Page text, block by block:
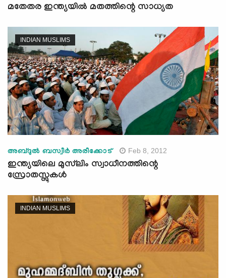
മതേതര ഇന്ത്യയില്‍ മതത്തിന്റെ സാധ്യത
INDIAN MUSLIMS
അബ്ദുല്‍ ബസ്വീര്‍ അരീക്കോട്‌ Feb 8, 2012
ഇന്ത്യയിലെ മുസ്‌ലിം സ്വാധീനത്തിന്റെ
സ്രോതസ്സുകള്‍
INDIAN MUSLIMS